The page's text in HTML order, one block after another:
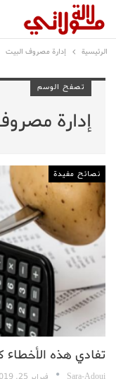
الرئيسية إدارة مصروف البيت
تصفح الوسم
إدارة
نصائح مفيدة
تفادي هذه